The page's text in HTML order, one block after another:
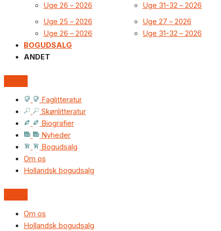
Uge 26 – 2026
Uge 31-32 – 2026
Uge 25 – 2026
Uge 26 – 2026
Uge 27 – 2026
Uge 31-32 – 2026
BOGUDSALG
ANDET
Faglitteratur
Skønlitteratur
Biografier
Nyheder
Bogudsalg
Om os
Hollandsk bogudsalg
Om os
Hollandsk bogudsalg